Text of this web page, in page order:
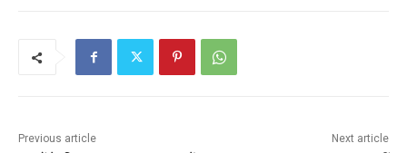
Previous article Next article